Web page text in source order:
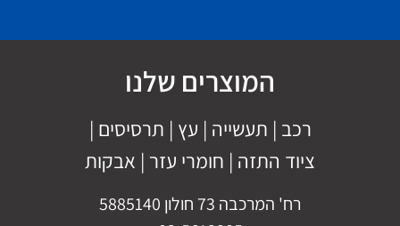
המוצרים שלנו
רכב | תעשייה | עץ | תרסיסים |
ציוד התזה | חומרי עזר | אבקות
רח' המרכבה 73 חולון 5885140